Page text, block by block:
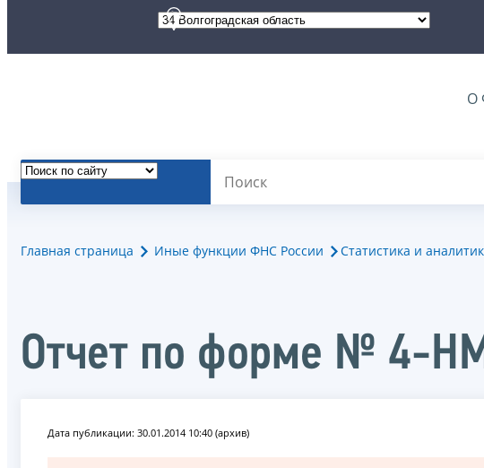
О
Главная страница Иные функции ФНС России Статистика и
Отчет по форме № 4-
Дата публикации: 30.01.2014 10:40 (архив)